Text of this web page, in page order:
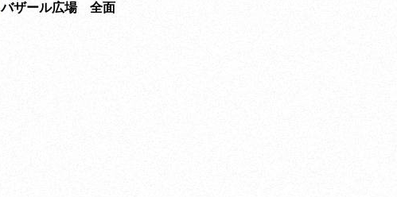
バザール広場 全面